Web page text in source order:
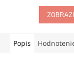
telefónu. Vhodný
nefunkčnom
hovoru, slabom
Jednoduchá
Popis